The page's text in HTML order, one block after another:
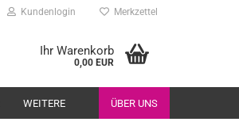
Kundenlogin Merkzettel
Ihr Warenkorb
0,00 EUR
ÜBER UNS
WEITERE